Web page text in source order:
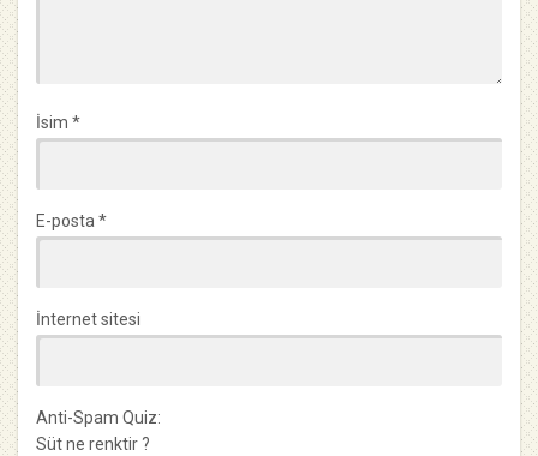
İsim *
E-posta *
İnternet sitesi
Anti-Spam Quiz:
Süt ne renktir ?